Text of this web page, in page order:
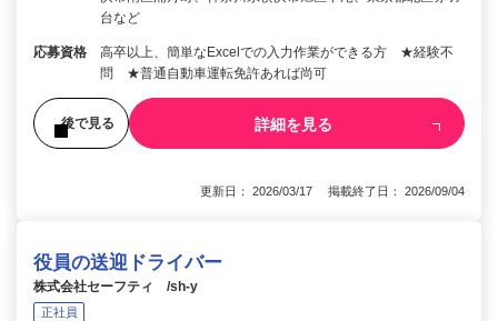
台など
応募資格
高卒以上、簡単なExcelでの入力作業ができる方 ★経験不
問 ★普通自動車運転免許あれば尚可
後で見る 詳細を見る
更新日： 2026/03/17 掲載終了日： 2026/09/04
役員の送迎ドライバー
株式会社セーフティ /sh-y
正社員